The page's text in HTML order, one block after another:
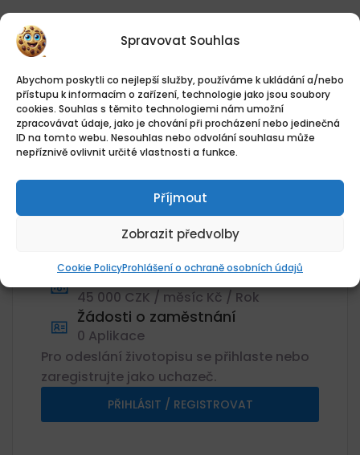
Spravovat Souhlas
Abychom poskytli co nejlepší služby, používáme k ukládání a/nebo
přístupu k informacím o zařízení, technologie jako jsou soubory
cookies. Souhlas s těmito technologiemi nám umožní
zpracovávat údaje, jako je chování při procházení nebo jedinečná
ID na tomto webu. Nesouhlas nebo odvolání souhlasu může
nepříznivě ovlivnit určité vlastnosti a funkce.
Příjmout
Zobrazit předvolby
Cookie PolicyProhlášení o ochraně osobních údajů
Přehled práce
Datum zveřejnění
04.08.2026
Umístění
Doosan Škoda Power a.s., Tylova,
30100, Jižní Předměstí, Plzeň 3, Plzeň,
Plzeň-město, Plzeňský kraj
Svářeč
Plat
45 000 CZK / měsíc Kč / Rok
Žádosti o zaměstnání
0 Aplikace
Pro odeslání životopisu se přihlaste nebo
zaregistrujte jako uchazeč.
PŘIHLÁSIT / REGISTROVAT